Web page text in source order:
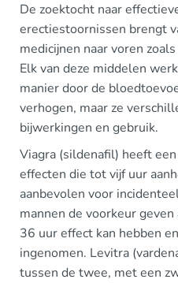
De zoektocht naar
erectiestoornissen brengt
medicijnen naar voren
Elk van deze middelen
manier door de
verhogen, maar ze
bijwerkingen en gebruik.
Viagra (sildenafil) heeft
effecten die tot vijf uur
aanbevolen voor
mannen de voorkeur
36 uur effect kan hebben
ingenomen. Levitra
tussen de twee, met een